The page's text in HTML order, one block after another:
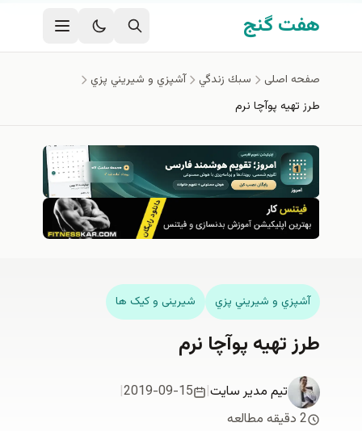
رفتن به محتوای اصلی
هفت گنج
صفحه اصلی سبك زندگي
آشپزي و شيريني پزي
طرز تهیه پوآچا نرم
آشپزي و شيريني پزي شیرینی و کیک ها
طرز تهیه پوآچا نرم
تیم مدیر سایت|
2019-09-15
|
2 دقیقه مطالعه